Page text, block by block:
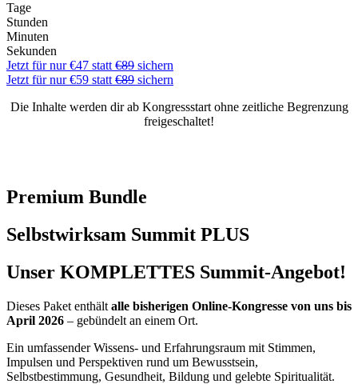
Tage
Stunden
Minuten
Sekunden
Jetzt für nur €47 statt €89 sichern
Jetzt für nur €59 statt €89 sichern
Die Inhalte werden dir ab Kongressstart ohne zeitliche Begrenzung
freigeschaltet!
Premium Bundle
Selbstwirksam Summit PLUS
Unser KOMPLETTES Summit-Angebot!
Dieses Paket enthält alle bisherigen Online-Kongresse von uns bis
April 2026 – gebündelt an einem Ort.
Ein umfassender Wissens- und Erfahrungsraum mit Stimmen,
Impulsen und Perspektiven rund um Bewusstsein,
Selbstbestimmung, Gesundheit, Bildung und gelebte Spiritualität.